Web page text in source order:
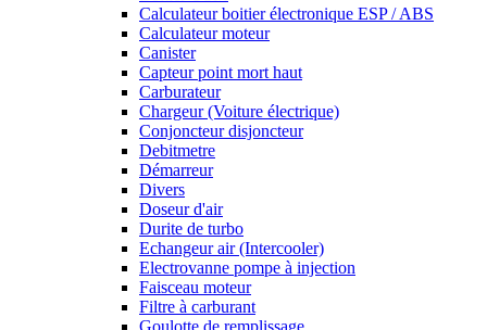
Calculateur boitier électronique ESP / ABS
Calculateur moteur
Canister
Capteur point mort haut
Carburateur
Chargeur (Voiture électrique)
Conjoncteur disjoncteur
Debitmetre
Démarreur
Divers
Doseur d'air
Durite de turbo
Echangeur air (Intercooler)
Electrovanne pompe à injection
Faisceau moteur
Filtre à carburant
Goulotte de remplissage